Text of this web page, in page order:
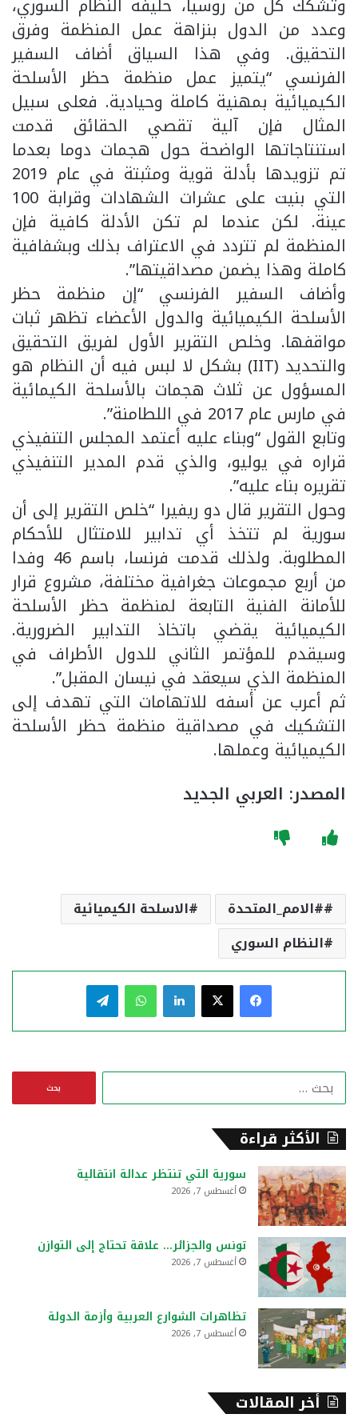
وعدد من الدول بنزاهة عمل المنظمة وفرق
التحقيق. وفي هذا السياق أضاف السفير
الفرنسي “يتميز عمل منظمة حظر الأسلحة
الكيميائية بمهنية كاملة وحيادية. فعلى سبيل
المثال فإن آلية تقصي الحقائق قدمت
استنتاجاتها الواضحة حول هجمات دوما بعدما
تم تزويدها بأدلة قوية ومثبتة في عام 2019
التي بنيت على عشرات الشهادات وقرابة 100
عينة. لكن عندما لم تكن الأدلة كافية فإن
المنظمة لم تتردد في الاعتراف بذلك وبشفافية
كاملة وهذا يضمن مصداقيتها”.
وأضاف السفير الفرنسي “إن منظمة حظر
الأسلحة الكيميائية والدول الأعضاء تظهر ثبات
مواقفها. وخلص التقرير الأول لفريق التحقيق
والتحديد (IIT) بشكل لا لبس فيه أن النظام هو
المسؤول عن ثلاث هجمات بالأسلحة الكيمائية
في مارس عام 2017 في اللطامنة”.
وتابع القول “وبناء عليه أعتمد المجلس التنفيذي
قراره في يوليو، والذي قدم المدير التنفيذي
تقريره بناء عليه”.
وحول التقرير قال دو ريفيرا “خلص التقرير إلى أن
سورية لم تتخذ أي تدابير للامتثال للأحكام
المطلوبة. ولذلك قدمت فرنسا، باسم 46 وفدا
من أربع مجموعات جغرافية مختلفة، مشروع قرار
للأمانة الفنية التابعة لمنظمة حظر الأسلحة
الكيميائية يقضي باتخاذ التدابير الضرورية.
وسيقدم للمؤتمر الثاني للدول الأطراف في
المنظمة الذي سيعقد في نيسان المقبل”.
ثم أعرب عن أسفه للاتهامات التي تهدف إلى
التشكيك في مصداقية منظمة حظر الأسلحة
الكيميائية وعملها.
المصدر: العربي الجديد
#الامم_المتحدة
الاسلحة الكيميائية
النظام السوري
فيسبوك لينكدإن واتساب
ن
الأكثر قراءة
سورية التي تنتظر عدالة انتقالية
أغسطس 7, 2026
تونس والجزائر… علاقة تحتاج إلى التوازن
أغسطس 7, 2026
تظاهرات الشوارع العربية وأزمة الدولة
أغسطس 7, 2026
أخر المقالات